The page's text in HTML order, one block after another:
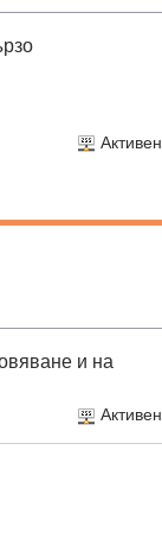
Активен
и на
Активен